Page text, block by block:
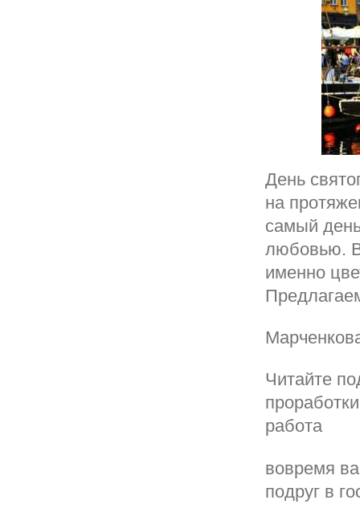
День
на
самый
любовью.
именно
Читайте
работа
вовремя
подруг в